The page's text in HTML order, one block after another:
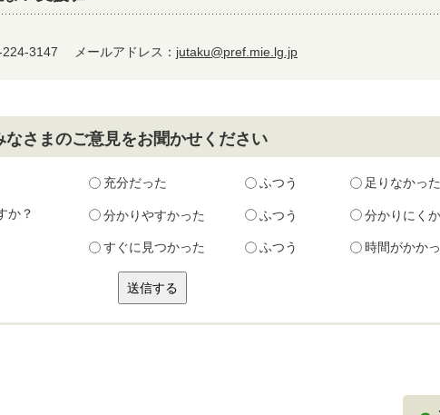
224-3147 メールアドレス： jutaku@pref.mie.lg.jp
さまのご意見をお聞かせください
充分だった ふつう 足りなかった
か？ 分かりやすかった ふつう 分かりにく
すぐに見つかった ふつう 時間がかか